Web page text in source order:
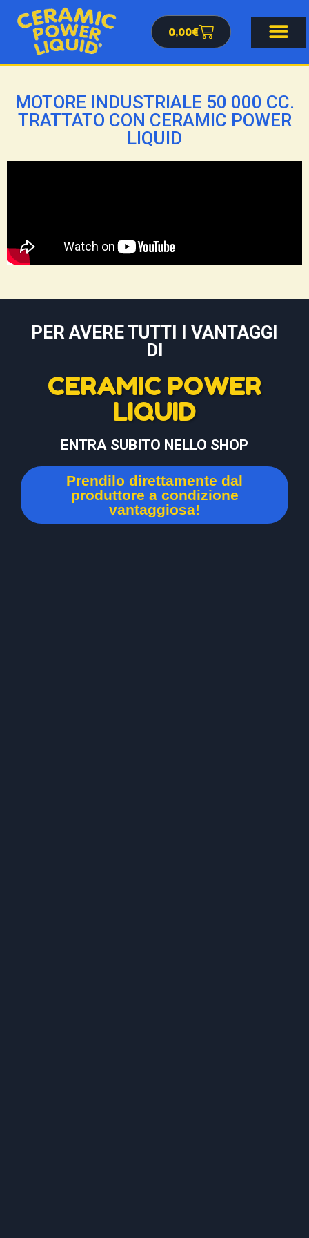
0,00€
MOTORE INDUSTRIALE 50 000 CC.
TRATTATO CON CERAMIC POWER
LIQUID
PER AVERE TUTTI I VANTAGGI
DI
CERAMIC POWER
LIQUID
ENTRA SUBITO NELLO SHOP
Prendilo direttamente dal
produttore a condizione
vantaggiosa!